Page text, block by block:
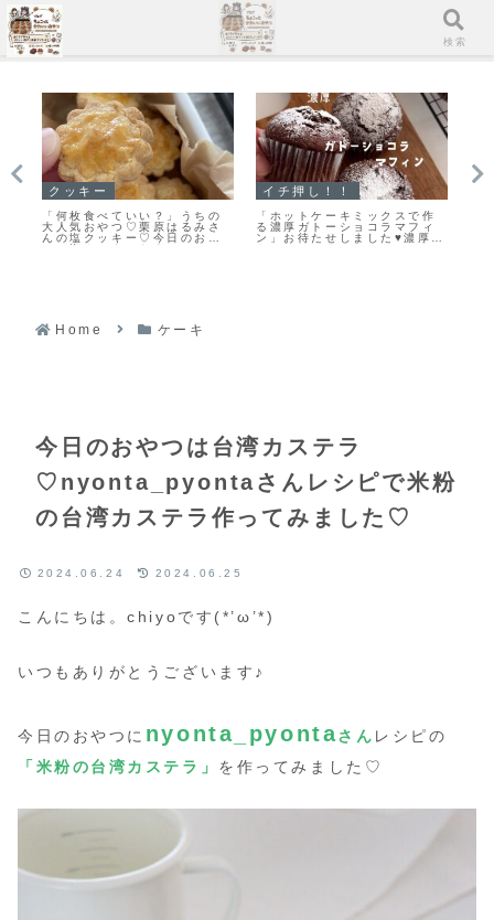
マフィン
「濃厚ガトーショコラマフィ
ン」冷やして美味しいマフィ
ンレシピだよ！
イチ押し！！
「無塩バター」と違いを検
証！クッキーを「有塩バタ
ー」で作ってみました
Home ケーキ
今日のおやつは台湾カステラ
♡nyonta_pyontaさんレシピで米粉
の台湾カステラ作ってみました♡
2024.06.24 2024.06.25
こんにちは。chiyoです(*’ω’*)
いつもありがとうございます♪
今日のおやつに nyonta_pyontaさん レシピの
「米粉の台湾カステラ」 を作ってみました♡
メニュー 検索